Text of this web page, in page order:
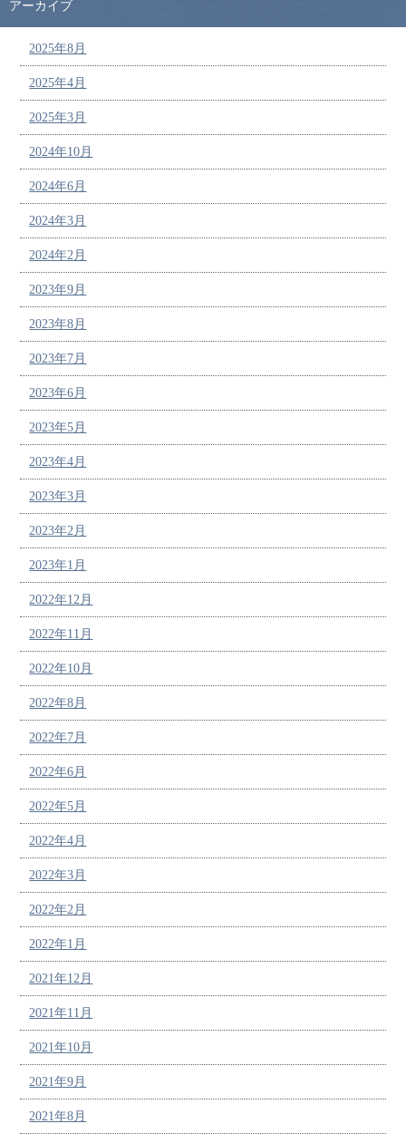
アーカイブ
2025年8月
2025年4月
2025年3月
2024年10月
2024年6月
2024年3月
2024年2月
2023年9月
2023年8月
2023年7月
2023年6月
2023年5月
2023年4月
2023年3月
2023年2月
2023年1月
2022年12月
2022年11月
2022年10月
2022年8月
2022年7月
2022年6月
2022年5月
2022年4月
2022年3月
2022年2月
2022年1月
2021年12月
2021年11月
2021年10月
2021年9月
2021年8月